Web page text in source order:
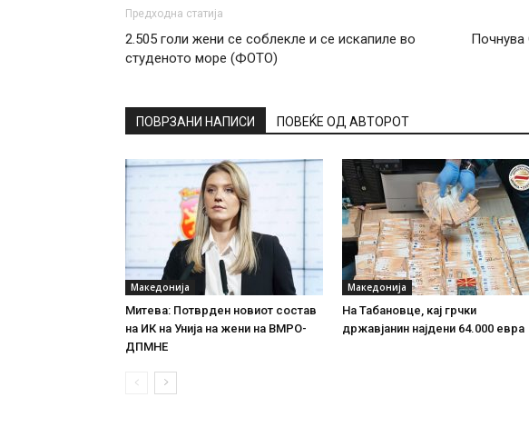
Предходна статија
2.505 голи жени се соблекле и се искапиле во
студеното море (ФОТО)
Почнува
ПОВРЗАНИ НАПИСИ ПОВЕЌЕ ОД АВТОРОТ
Македонија
Митева: Потврден новиот состав
на ИК на Унија на жени на ВМРО-
ДПМНЕ
Македонија
На Табановце, кај грчки
државјанин најдени 64.000 евра